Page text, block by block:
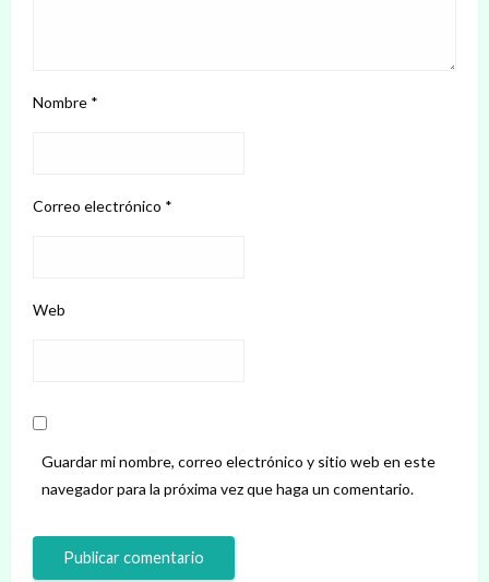
Nombre *
Correo electrónico *
Web
Guardar mi nombre, correo electrónico y sitio web en este
navegador para la próxima vez que haga un comentario.